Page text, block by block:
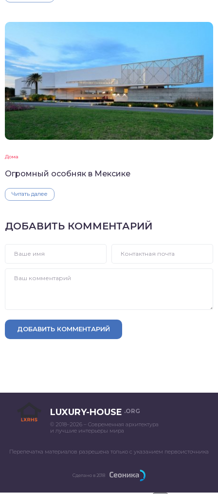
Дома
Огромный особняк в Мексике
Читать далее
ДОБАВИТЬ КОММЕНТАРИЙ
ДОБАВИТЬ КОММЕНТАРИЙ
LUXURY-HOUSE .ORG
© 2018–2026 – Современная архитектура
и лучшие интерьеры мира
Перепечатка материалов разрешена только с указанием первоисточника
Сделано в 2018